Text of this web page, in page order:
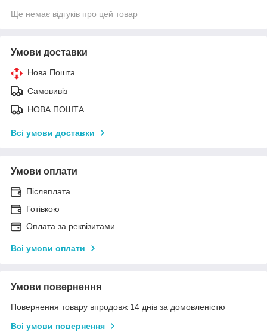
Ще немає відгуків про цей товар
Умови доставки
Нова Пошта
Самовивіз
НОВА ПОШТА
Всі умови доставки
Умови оплати
Післяплата
Готівкою
Оплата за реквізитами
Всі умови оплати
Умови повернення
Повернення товару впродовж 14 днів за домовленістю
Всі умови повернення